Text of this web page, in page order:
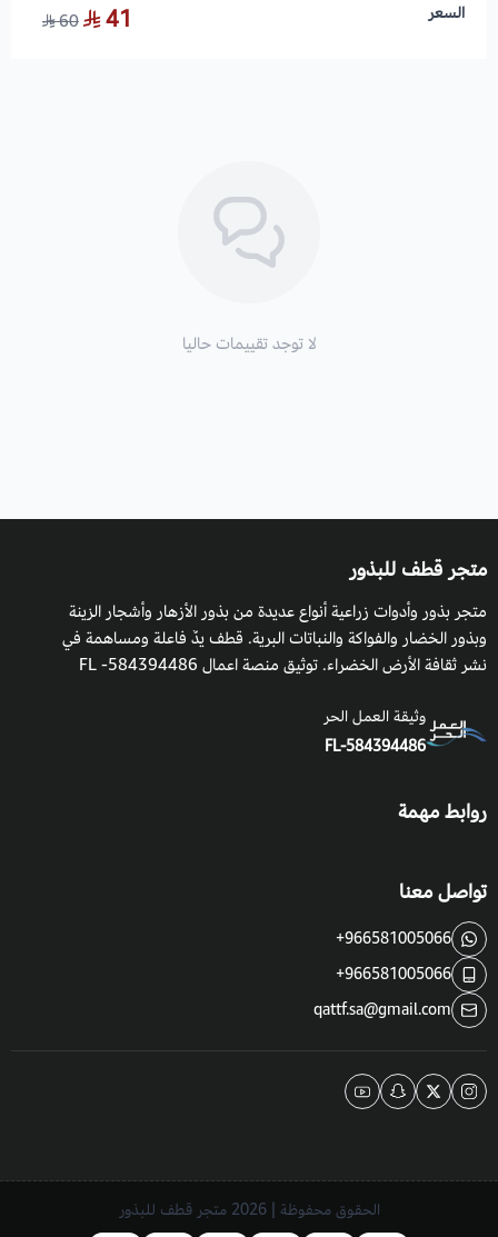
السعر 41
60
لا توجد تقييمات حاليا
متجر قطف للبذور
متجر بذور وأدوات زراعية أنواع عديدة من بذور الأزهار وأشجار الزينة
وبذور الخضار والفواكة والنباتات البرية. قطف يدٌ فاعلة ومساهمة في
نشر ثقافة الأرض الخضراء. توثيق منصة اعمال 584394486- FL
وثيقة العمل الحر
FL-584394486
روابط مهمة
تواصل معنا
+966581005066
+966581005066
qattf.sa@gmail.com
الحقوق محفوظة | 2026 متجر قطف للبذور